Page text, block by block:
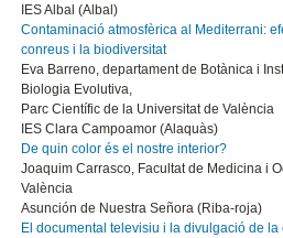
IES Albal (Albal)
Contaminació atmosfèrica al Mediterrani:
conreus i la biodiversitat
Eva Barreno, departament de Botànica i
Biologia Evolutiva,
Parc Científic de la Universitat de València
IES Clara Campoamor (Alaquàs)
De quin color és el nostre interior?
Joaquim Carrasco, Facultat de Medicina i
València
Asunción de Nuestra Señora (Riba-roja)
El documental televisiu i la divulgació de la